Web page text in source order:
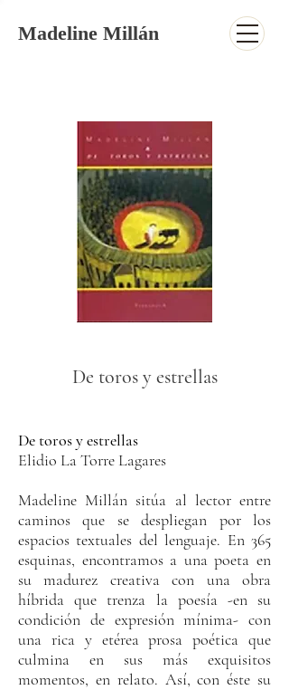
Madeline Millán
De toros y estrellas
De toros y estrellas
Elidio La Torre Lagares
Madeline Millán sitúa al lector entre
caminos que se despliegan por los
espacios textuales del lenguaje. En 365
esquinas, encontramos a una poeta en
su madurez creativa con una obra
híbrida que trenza la poesía -en su
condición de expresión mínima- con
una rica y etérea prosa poética que
culmina en sus más exquisitos
momentos, en relato. Así, con éste su